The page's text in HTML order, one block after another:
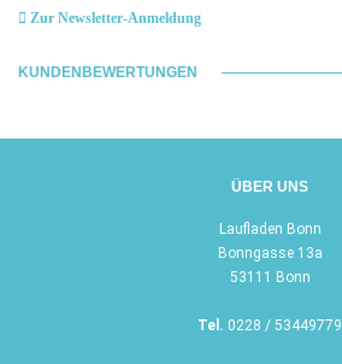
Zur Newsletter-Anmeldung
KUNDENBEWERTUNGEN
ÜBER UNS
Laufladen Bonn
Bonngasse 13a
53111 Bonn
Tel. 0228 / 53449779